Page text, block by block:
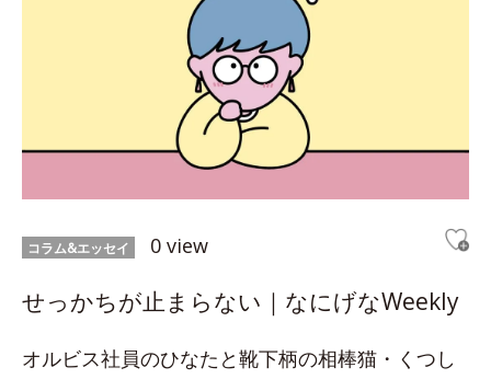
コラム&エッセイ 0 view
せっかちが止まらない｜なにげなWeekly
オルビス社員のひなたと靴下柄の相棒猫・くつし